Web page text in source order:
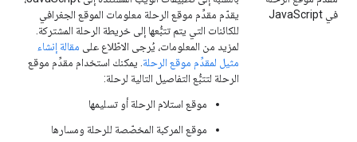
في JavaScript
يقدّم مقدِّم موقع الرحلة معلومات الموقع الجغرافي
للكائنات التي يتم تتبُّعها إلى خريطة الرحلة المشتركة.
لمزيد من المعلومات، يُرجى الاطّلاع على مقالة إنشاء
مثيل لمقدِّم موقع الرحلة . يمكنك استخدام مقدِّم موقع
الرحلة لتتبُّع التفاصيل التالية لرحلة:
موقع استلام الرحلة أو تسليمها
موقع المركبة المخصّصة للرحلة ومسارها